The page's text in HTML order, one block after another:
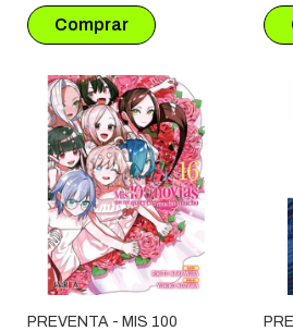
PREVENTA - MIS 100